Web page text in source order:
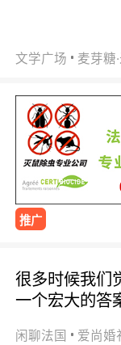
文学广场 麦芽糖
推广
很多时候我们
一个宏大的答
闲聊法国 爱尚婚